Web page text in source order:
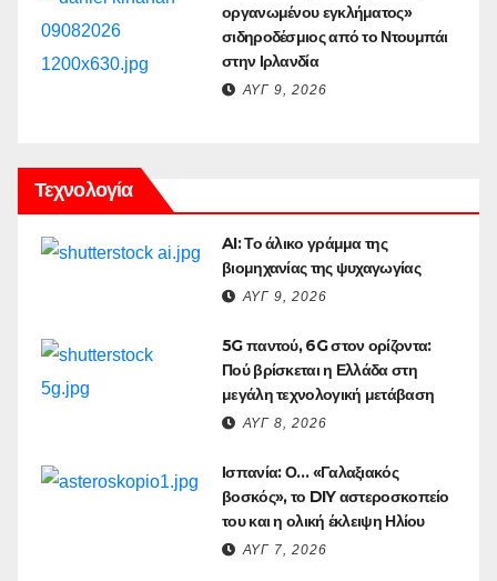
οργανωμένου εγκλήματος»
σιδηροδέσμιος από το Ντουμπάι
στην Ιρλανδία
ΑΥΓ 9, 2026
Τεχνολογία
AI: Το άλικο γράμμα της
βιομηχανίας της ψυχαγωγίας
ΑΥΓ 9, 2026
5G παντού, 6G στον ορίζοντα:
Πού βρίσκεται η Ελλάδα στη
μεγάλη τεχνολογική μετάβαση
ΑΥΓ 8, 2026
Ισπανία: Ο… «Γαλαξιακός
βοσκός», το DIY αστεροσκοπείο
του και η ολική έκλειψη Ηλίου
ΑΥΓ 7, 2026